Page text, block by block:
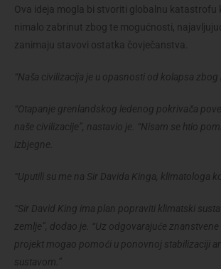
Ova ideja mogla bi stvoriti globalnu katastrofu
nimalo zabrinut zbog te mogućnosti,
zanimaju stavovi ostatka čovječanstva.
“Naša civilizacija je u opasnosti od kolapsa
“Otapanje grenlandskog ledenog pokrivača
naše civilizacije”, nastavio je. “Nisam se htio
izbjegne.
“Uputili su me na Sir Davida Kinga, klimatologa
“Sir David King ima plan popraviti klimatski
zemlje”, dodao je. “Uz odgovarajuće
projekt mogao pomoći u ponovnoj stabilizaciji
sustavom.”